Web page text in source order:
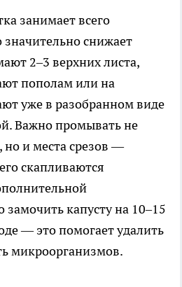
занимает всего
снижает
2–3 верхних листа,
пополам или на
уже в разобранном виде
Важно промывать не
но и места срезов —
скапливаются
капусту на 10–15
— это помогает удалить
микроорганизмов.